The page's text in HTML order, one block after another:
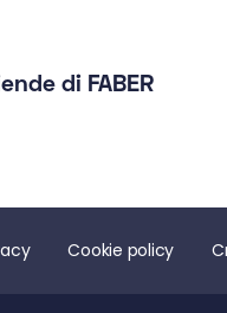
di FABER
Cookie policy